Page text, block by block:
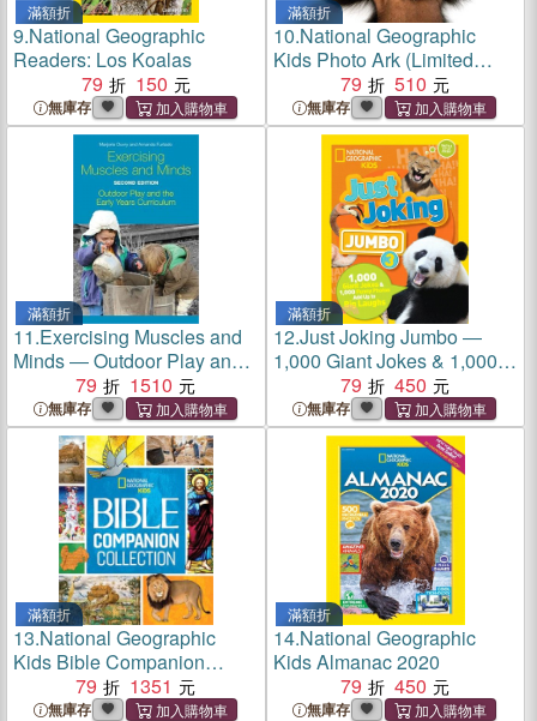
滿額折
9.National Geographic
Readers: Los Koalas
79
150
無庫存
滿額折
10.National Geographic
Kids Photo Ark (Limited
Earth Day Edition)
79 510
無庫存
滿額折
11.Exercising Muscles and
Minds ― Outdoor Play and
the Early Years Curriculum
79 1510
無庫存
滿額折
12.Just Joking Jumbo ―
1,000 Giant Jokes & 1,000
Funny Photos Add Up to Big
Laughs
79 450
無庫存
滿額折
13.National Geographic
Kids Bible Companion
Collection
79 1351
無庫存
滿額折
14.National Geographic
Kids Almanac 2020
79
450
無庫存